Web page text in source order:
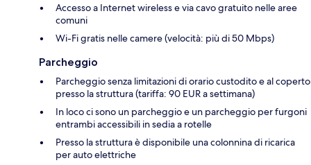
Accesso a Internet wireless e via cavo gratuito nelle aree
comuni
Wi-Fi gratis nelle camere (velocità: più di 50 Mbps)
Parcheggio
Parcheggio senza limitazioni di orario custodito e al coperto
presso la struttura (tariffa: 90 EUR a settimana)
In loco ci sono un parcheggio e un parcheggio per furgoni
entrambi accessibili in sedia a rotelle
Presso la struttura è disponibile una colonnina di ricarica
per auto elettriche